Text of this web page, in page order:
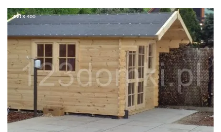
300 X 400